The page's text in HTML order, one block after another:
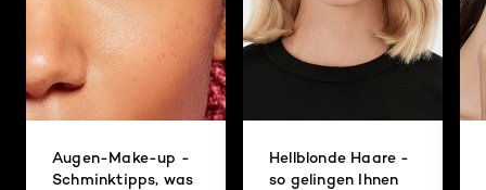
Augen-Make-up -
Schminktipps, was
Hellblonde Haare -
so gelingen Ihnen